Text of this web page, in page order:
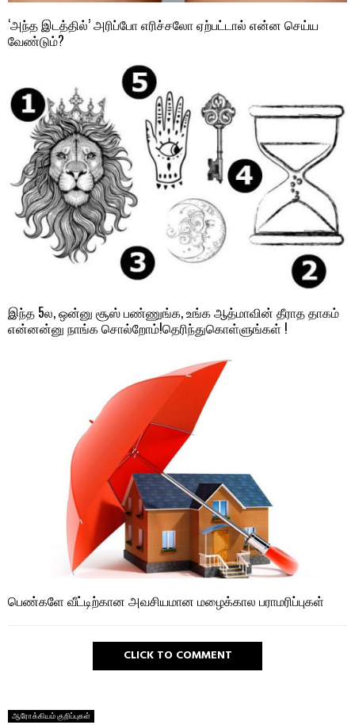
‘அந்த இடத்தில்’ அரிப்போ எரிச்சலோ ஏற்பட்டால் என்ன செய்ய
வேண்டும்?
இந்த 5ல, ஒன்னு சூஸ் பண்ணுங்க, உங்க ஆத்மாவின் தீராத தாகம்
என்னன்னு நாங்க சொல்றோம்!தெரிந்துகொள்ளுங்கள் !
பெண்களே வீட்டிற்கான அவசியமான மழைக்கால பராமரிப்புகள்
CLICK TO COMMENT
ஆரோக்கியம் குறிப்புகள்